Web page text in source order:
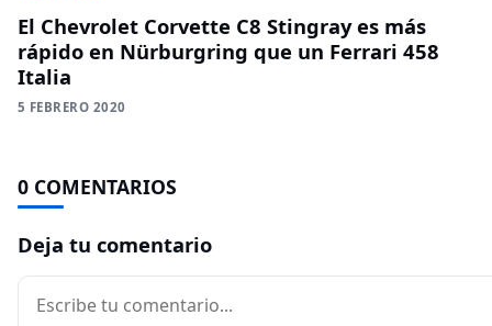
El Chevrolet Corvette C8 Stingray es más
rápido en Nürburgring que un Ferrari 458
Italia
5 FEBRERO 2020
0 COMENTARIOS
Deja tu comentario
Comentario